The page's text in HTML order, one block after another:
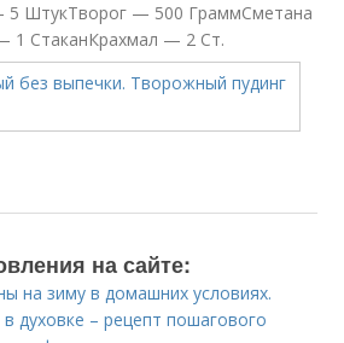
5 ШтукТворог — 500 ГраммСметана
1 СтаканКрахмал — 2 Ст.
на сайте:
на зиму в домашних условиях.
духовке – рецепт пошагового